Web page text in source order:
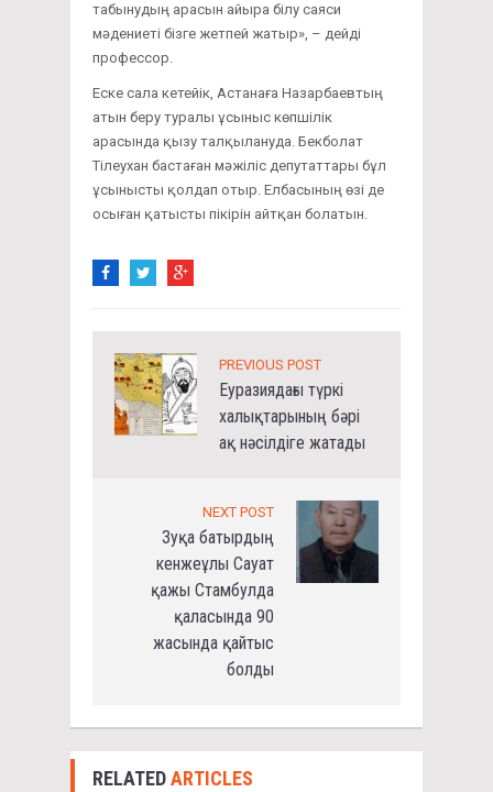
табынудың арасын айыра білу саяси
мәдениеті бізге жетпей жатыр», – дейді
профессор.
Еске сала кетейік, Астанаға Назарбаевтың
атын беру туралы ұсыныс көпшілік
арасында қызу талқылануда. Бекболат
Тілеухан бастаған мәжіліс депутаттары бұл
ұсынысты қолдап отыр. Елбасының өзі де
осыған қатысты пікірін айтқан болатын.
PREVIOUS POST
Еуразиядағы түркі
халықтарының бәрі
ақ нәсілдіге жатады
NEXT POST
Зуқа батырдың
кенжеұлы Сауат
қажы Стамбулда
қаласында 90
жасында қайтыс
болды
RELATEDARTICLES